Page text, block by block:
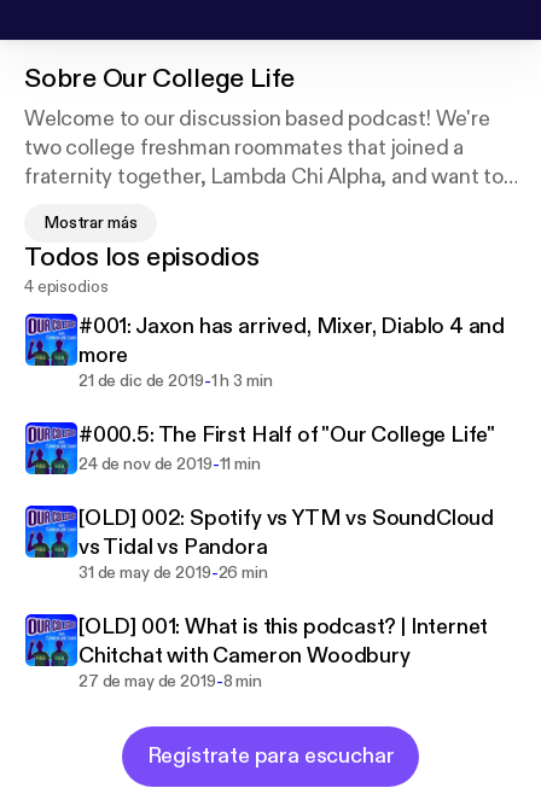
Sobre Our College Life
Welcome to our discussion based podcast! We're
two college freshman roommates that joined a
fraternity together, Lambda Chi Alpha, and want to
(hopefully) bi-weekly as we talk about our lives, our
studies, our fraternity, and whatever else we can
come up with!
Follow us on Twitter: @TheMrCam and
@Jaxon_Jung
Like us on Facebook:https://www.facebook.com/ou
rcollegelife.castSupport this podcast:
Mostrar más
Todos los episodios
4 episodios
#001: Jaxon has arrived, Mixer, Diablo 4 and
more
21 de dic de 2019-1 h 3 min
#000.5: The First Half of "Our College Life"
24 de nov de 2019-11 min
[OLD] 002: Spotify vs YTM vs SoundCloud
vs Tidal vs Pandora
31 de may de 2019-26 min
[OLD] 001: What is this podcast? | Internet
Chitchat with Cameron Woodbury
27 de may de 2019-8 min
Regístrate para escuchar